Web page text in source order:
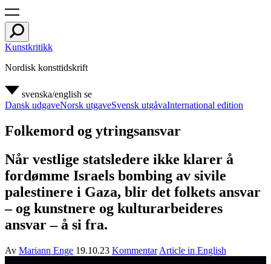
Kunstkritikk
Nordisk konsttidskrift
svenska/english se
Dansk udgaveNorsk utgaveSvensk utgåvaInternational edition
Folkemord og ytringsansvar
Når vestlige statsledere ikke klarer å
fordømme Israels bombing av sivile
palestinere i Gaza, blir det folkets ansvar
– og kunstnere og kulturarbeideres
ansvar – å si fra.
Av Mariann Enge 19.10.23 Kommentar Article in English